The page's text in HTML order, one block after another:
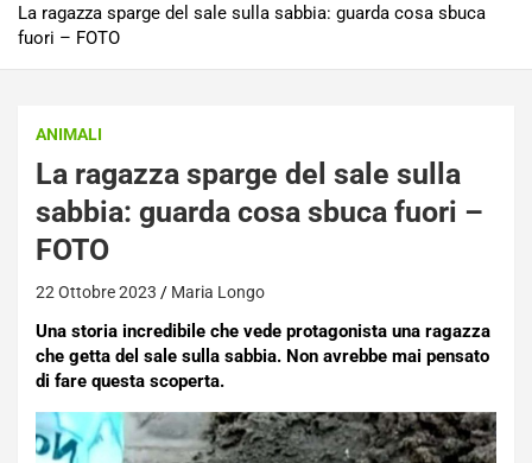
La ragazza sparge del sale sulla sabbia: guarda cosa sbuca
fuori – FOTO
ANIMALI
La ragazza sparge del sale sulla
sabbia: guarda cosa sbuca fuori –
FOTO
22 Ottobre 2023 Maria Longo
Una storia incredibile che vede protagonista una ragazza
che getta del sale sulla sabbia. Non avrebbe mai pensato
di fare questa scoperta.